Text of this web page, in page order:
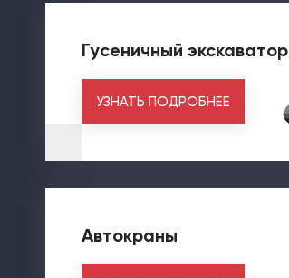
Гусеничный экскаватор
УЗНАТЬ ПОДРОБНЕЕ
Автокраны